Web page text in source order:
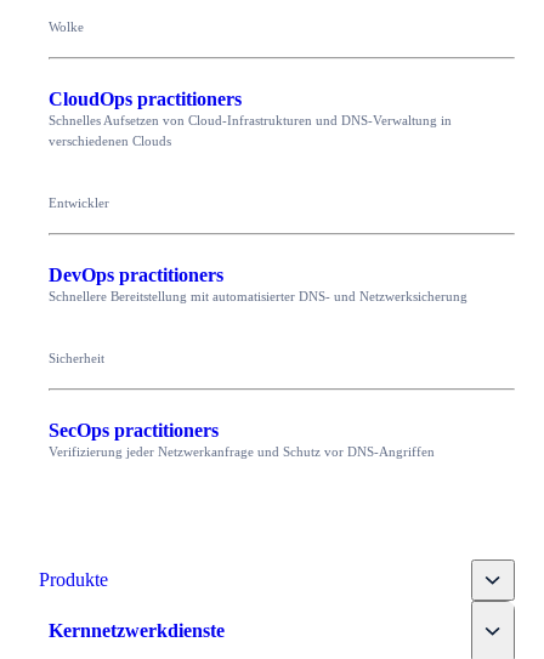
Wolke
CloudOps practitioners
Schnelles Aufsetzen von Cloud-Infrastrukturen und DNS-Verwaltung in
verschiedenen Clouds
Entwickler
DevOps practitioners
Schnellere Bereitstellung mit automatisierter DNS- und Netzwerksicherung
Sicherheit
SecOps practitioners
Verifizierung jeder Netzwerkanfrage und Schutz vor DNS-Angriffen
Produkte Toggle
Kernnetzwerkdienste Toggle